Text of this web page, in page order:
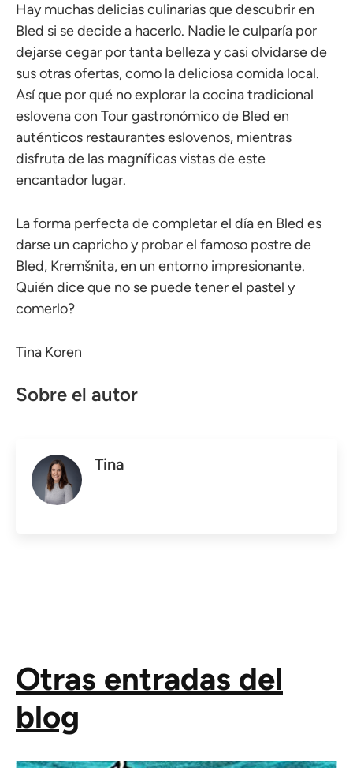
Hay muchas delicias culinarias que descubrir en
Bled si se decide a hacerlo. Nadie le culparía por
dejarse cegar por tanta belleza y casi olvidarse de
sus otras ofertas, como la deliciosa comida local.
Así que por qué no explorar la cocina tradicional
eslovena con Tour gastronómico de Bled en
auténticos restaurantes eslovenos, mientras
disfruta de las magníficas vistas de este
encantador lugar.
La forma perfecta de completar el día en Bled es
darse un capricho y probar el famoso postre de
Bled, Kremšnita, en un entorno impresionante.
Quién dice que no se puede tener el pastel y
comerlo?
Tina Koren
Sobre el autor
Tina
Otras entradas del
blog